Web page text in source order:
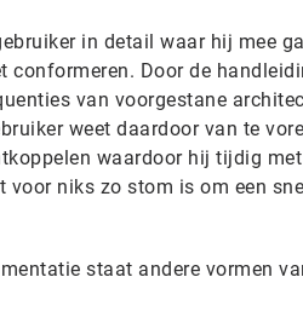
in detail waar hij mee
conformeren. Door de
van voorgestane
weet daardoor van te
waardoor hij tijdig met
voor niks zo stom is om een
staat andere vormen